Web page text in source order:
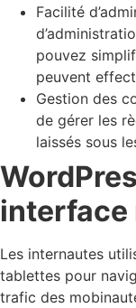
Facilité
pouvez
peuvent
Gestion des
de gérer les
laissés sous
interface
Les internautes
tablettes pour
trafic des